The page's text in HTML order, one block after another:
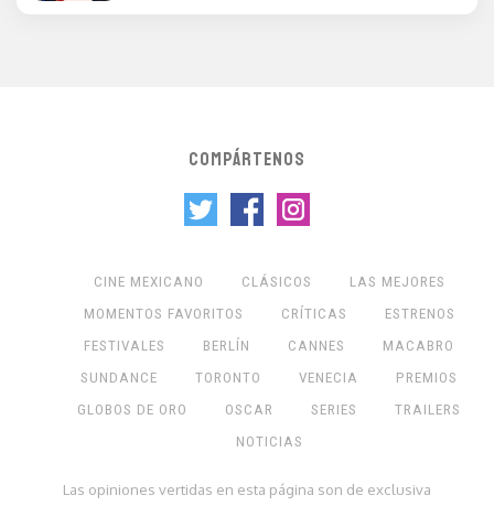
COMPÁRTENOS
CINE MEXICANO CLÁSICOS
LAS MEJORES
MOMENTOS FAVORITOS
CRÍTICAS
ESTRENOS
FESTIVALES
BERLÍN CANNES
MACABRO
SUNDANCE
TORONTO VENECIA
PREMIOS
GLOBOS DE ORO
OSCAR SERIES
TRAILERS
NOTICIAS
Las opiniones vertidas en esta página son de exclusiva